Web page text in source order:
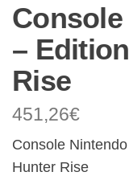
–
Rise
451,26€
Console
Hunter Rise